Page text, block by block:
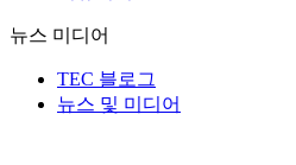
뉴스 미디어
TEC 블로그
뉴스 및 미디어